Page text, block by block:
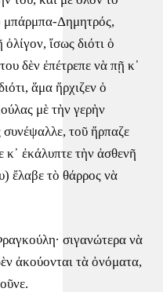
μπάρμπα-Δημητρός,
ὀλίγον, ἴσως διότι ὁ
δὲν ἐπέτρεπε νὰ πῇ κ᾿
ἅμα ἤρχιζεν ὁ
μὲ τὴν γερὴν
τοῦ ἤρπαζε
ἐκάλυπτε τὴν ἀσθενῆ
ἔλαβε τὸ θάρρος νὰ
σιγανώτερα νὰ
ἀκούονται τὰ ὀνόματα,